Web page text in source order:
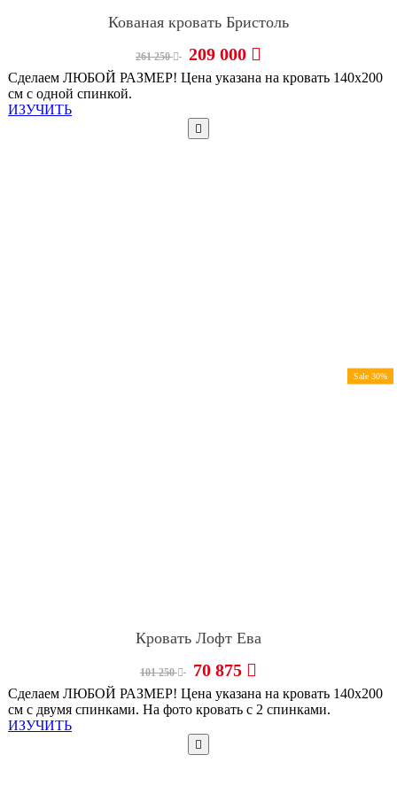
Кованая кровать Бристоль
261 250 209 000
Сделаем ЛЮБОЙ РАЗМЕР! Цена указана на кровать 140х200
см с одной спинкой.
ИЗУЧИТЬ
Sale 30%
Кровать Лофт Ева
101 250 70 875
Сделаем ЛЮБОЙ РАЗМЕР! Цена указана на кровать 140х200
см с двумя спинками. На фото кровать с 2 спинками.
ИЗУЧИТЬ